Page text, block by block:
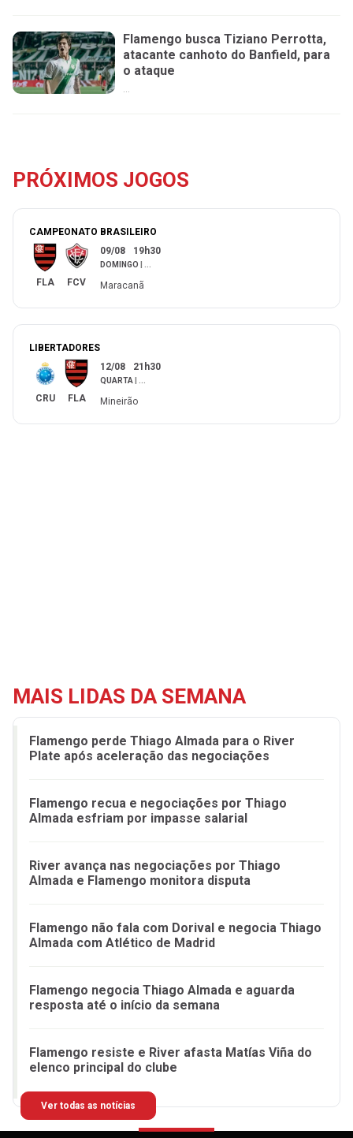
Flamengo busca Tiziano Perrotta,
atacante canhoto do Banfield, para
o ataque
...
PRÓXIMOS JOGOS
CAMPEONATO BRASILEIRO
FLA FCV
09/08 19h30
DOMINGO
Maracanã
LIBERTADORES
CRU FLA
12/08 21h30
QUARTA
Mineirão
MAIS LIDAS DA SEMANA
Flamengo perde Thiago Almada para o River
Plate após aceleração das negociações
Flamengo recua e negociações por Thiago
Almada esfriam por impasse salarial
River avança nas negociações por Thiago
Almada e Flamengo monitora disputa
Flamengo não fala com Dorival e negocia Thiago
Almada com Atlético de Madrid
Flamengo negocia Thiago Almada e aguarda
resposta até o início da semana
Flamengo resiste e River afasta Matías Viña do
elenco principal do clube
Ver todas as notícias